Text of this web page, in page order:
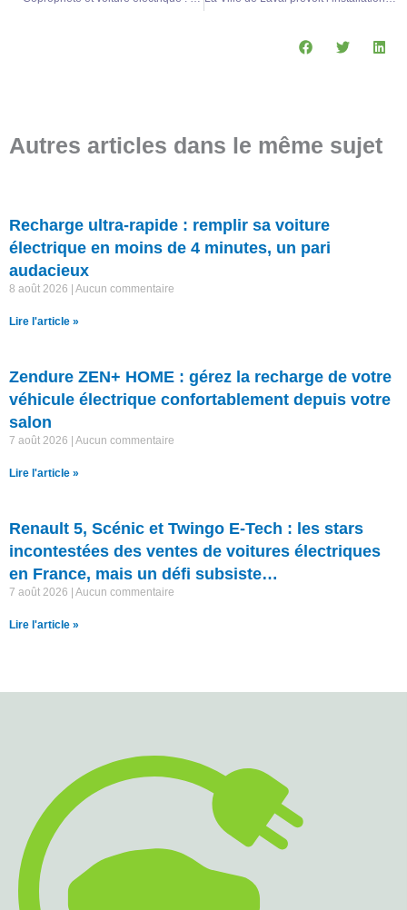
Autres articles dans le même sujet
Recharge ultra-rapide : remplir sa voiture
électrique en moins de 4 minutes, un pari
audacieux
8 août 2026 Aucun commentaire
Lire l'article »
Zendure ZEN+ HOME : gérez la recharge de votre
véhicule électrique confortablement depuis votre
salon
7 août 2026 Aucun commentaire
Lire l'article »
Renault 5, Scénic et Twingo E-Tech : les stars
incontestées des ventes de voitures électriques
en France, mais un défi subsiste…
7 août 2026 Aucun commentaire
Lire l'article »